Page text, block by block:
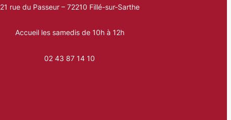
21 rue du Passeur – 72210 Fillé-sur-Sarthe
Accueil les samedis de 10h à 12h
02 43 87 14 10